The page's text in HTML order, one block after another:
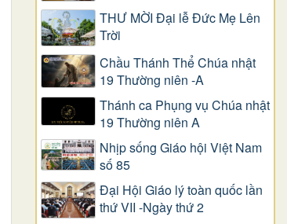
THƯ MỜI Đại lễ Đức Mẹ Lên
Trời
Chầu Thánh Thể Chúa nhật
19 Thường niên -A
Thánh ca Phụng vụ Chúa nhật
19 Thường niên A
Nhịp sống Giáo hội Việt Nam
số 85
Đại Hội Giáo lý toàn quốc lần
thứ VII -Ngày thứ 2